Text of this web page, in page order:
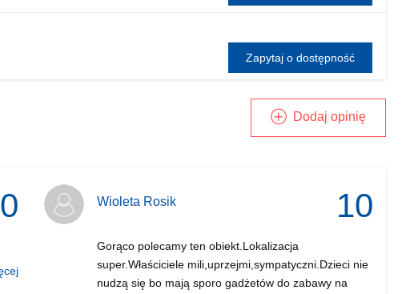
Zapytaj o dostępność
Dodaj opinię
10
Wioleta Rosik
Gorąco polecamy ten obiekt.Lokalizacja
super.Właściciele mili,uprzejmi,sympatyczni.Dzieci nie
nudzą się bo mają sporo gadżetów do zabawy na